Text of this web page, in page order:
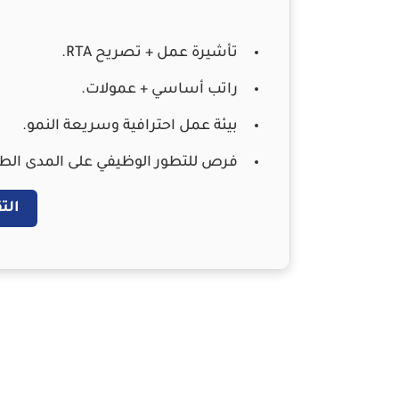
تأشيرة عمل + تصريح RTA.
راتب أساسي + عمولات.
بيئة عمل احترافية وسريعة النمو.
فرص للتطور الوظيفي على المدى